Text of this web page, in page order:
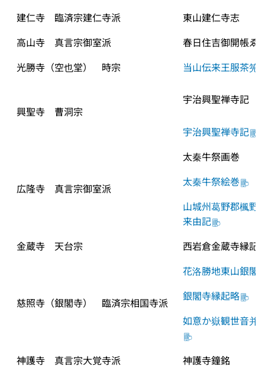
建仁寺　臨済宗建仁寺派
東山建仁寺志
高山寺　真言宗御室派
春日住吉御開帳ゑ
光勝寺（空也堂）　時宗
当山伝来王服茶筅
興聖寺　曹洞宗
宇治興聖禅寺記
宇治興聖禅寺記
広隆寺　真言宗御室派
太秦牛祭画巻
太秦牛祭絵巻
山城州葛野郡楓野
来由記
金蔵寺　天台宗
西岩倉金蔵寺縁記
慈照寺（銀閣寺）　臨済宗相国寺派
花洛勝地東山銀閣
銀閣寺縁起略
如意か嶽観世音并
神護寺　真言宗大覚寺派 神護寺鐘銘